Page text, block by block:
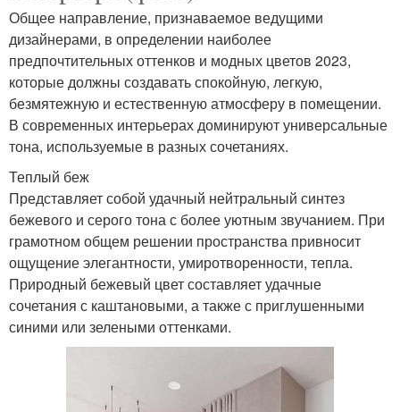
Общее направление, признаваемое ведущими
дизайнерами, в определении наиболее
предпочтительных оттенков и модных цветов 2023,
которые должны создавать спокойную, легкую,
безмятежную и естественную атмосферу в помещении.
В современных интерьерах доминируют универсальные
тона, используемые в разных сочетаниях.
Теплый беж
Представляет собой удачный нейтральный синтез
бежевого и серого тона с более уютным звучанием. При
грамотном общем решении пространства привносит
ощущение элегантности, умиротворенности, тепла.
Природный бежевый цвет составляет удачные
сочетания с каштановыми, а также с приглушенными
синими или зелеными оттенками.